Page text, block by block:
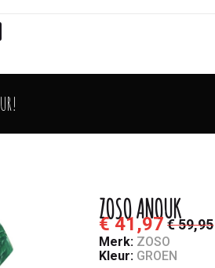
ZOSO ANOUK
€ 41,97 € 59,95
Merk: ZOSO
Kleur: GROEN